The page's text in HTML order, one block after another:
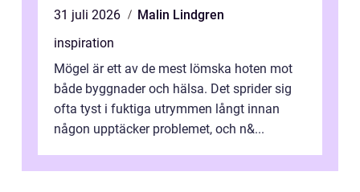
31 juli 2026
Malin Lindgren
inspiration
Mögel är ett av de mest lömska hoten mot
både byggnader och hälsa. Det sprider sig
ofta tyst i fuktiga utrymmen långt innan
någon upptäcker problemet, och n&...